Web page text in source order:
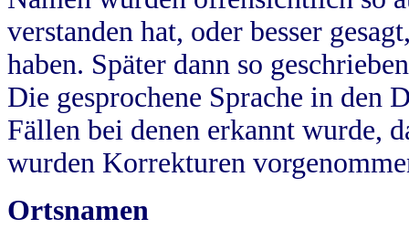
verstanden hat, oder besser
haben. Später dann so
Die gesprochene Sprache in
Fällen bei denen erkannt wurde,
wurden Korrekturen
Ortsnamen